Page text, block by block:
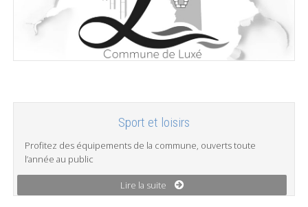
Sport et loisirs
Profitez des équipements de la commune, ouverts toute
l’année au public
Lire la suite